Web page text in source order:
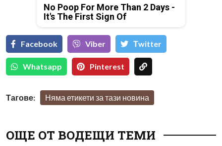
No Poop For More Than 2 Days -
It's The First Sign Of
Facebook Viber Тwitter
Whatsapp Pinterest
Тагове: Няма етикети за тази новина
ОЩЕ ОТ ВОДЕЩИ ТЕМИ